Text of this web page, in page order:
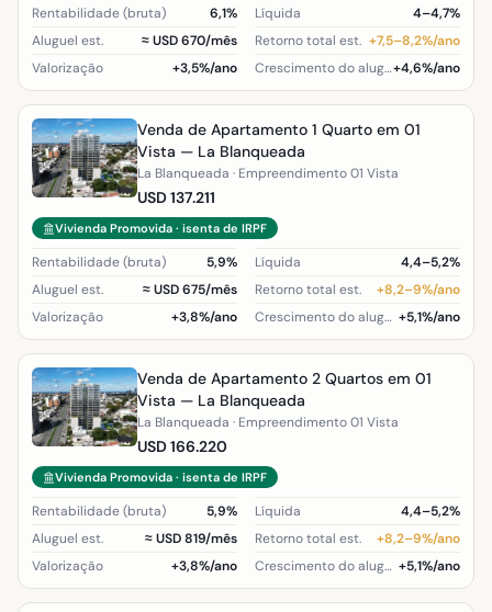
Rentabilidade (bruta) 6,1% Líquida
4–4,7%
Aluguel est.
≈ USD 670/mês Retorno total est. +7,5–8,2%/ano
Valorização
+3,5%/ano Crescimento do aluguel (região)+4,6%/ano
Venda de Apartamento 1 Quarto em 01
Vista — La Blanqueada
La Blanqueada · Empreendimento 01 Vista
USD 137.211
Vivienda Promovida · isenta de IRPF
Rentabilidade (bruta) 5,9% Líquida
4,4–5,2%
Aluguel est.
≈ USD 675/mês Retorno total est.
+8,2–9%/ano
Valorização
+3,8%/ano Crescimento do aluguel (região) +5,1%/ano
Venda de Apartamento 2 Quartos em 01
Vista — La Blanqueada
La Blanqueada · Empreendimento 01 Vista
USD 166.220
Vivienda Promovida · isenta de IRPF
Rentabilidade (bruta) 5,9% Líquida
4,4–5,2%
Aluguel est.
≈ USD 819/mês Retorno total est.
+8,2–9%/ano
Valorização
+3,8%/ano Crescimento do aluguel (região) +5,1%/ano